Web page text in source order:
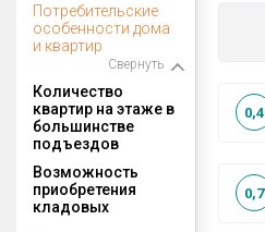
Потребительские
особенности дома
и квартир
Свернуть
Количество
квартир на этаже в
большинстве
подъездов
0,4
Возможность
приобретения
кладовых
0,7